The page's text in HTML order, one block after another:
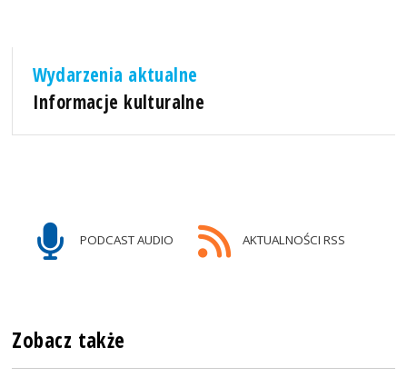
Wydarzenia aktualne
Informacje kulturalne
PODCAST AUDIO AKTUALNOŚCI RSS
Zobacz także